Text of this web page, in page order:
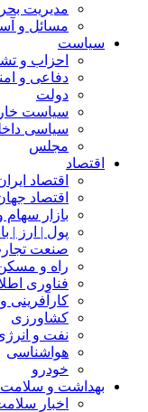
مدیریت
مسائل و
سیاست
احزاب و
دفاعی و
دولت
سیاست
سیاسی
مجلس
اقتصاد
اقتصاد
اقتصاد
بازار
پول | ارز |
صنعت
راه و
فناوری
کارآفرینی
کشاورزی
نفت و
هواشناسی
خودرو
بهداشت و سلامت
اخبار